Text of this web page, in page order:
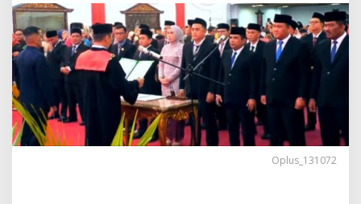
2029
Oplus_131072